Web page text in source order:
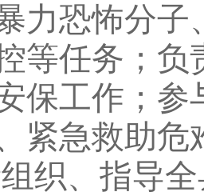
力恐怖分
等任务；
保工作；
紧急救助危
织、指导